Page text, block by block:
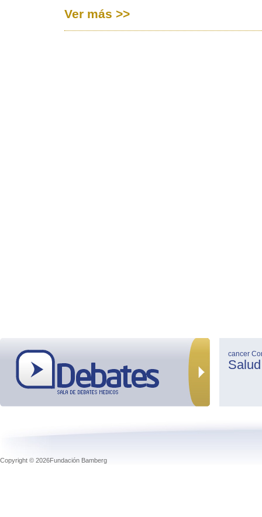
Ver más >>
cancer
Salud
Copyright © 2026Fundación Bamberg